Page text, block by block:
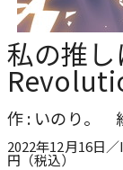
私の推
作 : いのり。
2022年12月16日
円（税込）